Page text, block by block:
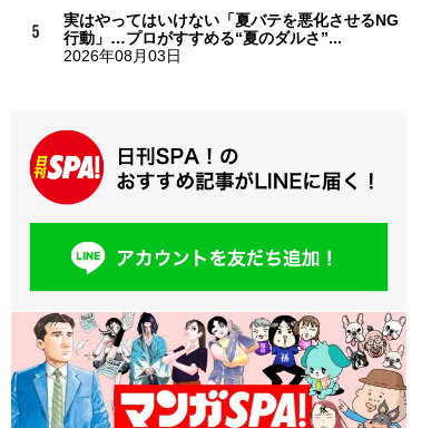
実はやってはいけない「夏バテを悪化させるNG
行動」…プロがすすめる“夏のダルさ”...
2026年08月03日